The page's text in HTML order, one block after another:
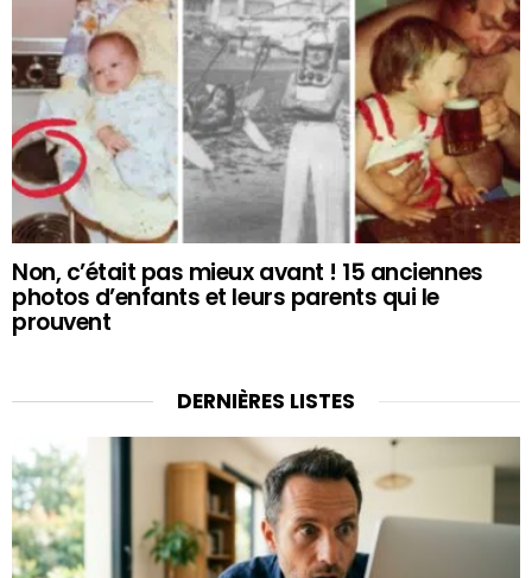
Non, c’était pas mieux avant ! 15 anciennes
photos d’enfants et leurs parents qui le
prouvent
DERNIÈRES LISTES